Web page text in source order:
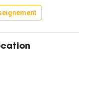
Format simple,
directe : réseau dense
3, 7, 8, 1. Opéra,
structurent le périmètre
actif, doté de
de l’Opéra Garnier,
pauses ou sorties